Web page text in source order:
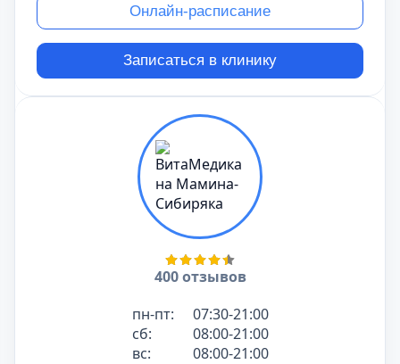
Онлайн-расписание
Записаться в клинику
400 отзывов
пн-пт:
07:30-21:00
сб:
08:00-21:00
вс:
08:00-21:00